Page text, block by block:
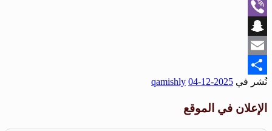
WhatsApp
Viber
Snapchat
Email
Share
نُشر في 2025-12-04
qamishly
الإعلان في الموقع